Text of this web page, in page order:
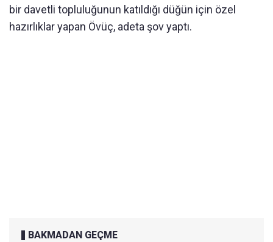
bir davetli topluluğunun katıldığı düğün için özel
hazırlıklar yapan Övüç, adeta şov yaptı.
BAKMADAN GEÇME